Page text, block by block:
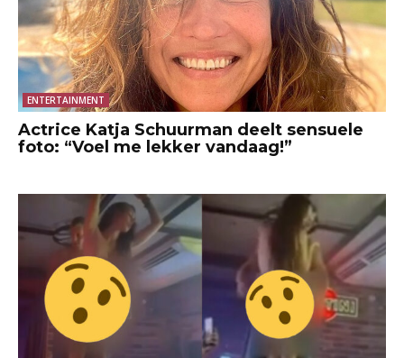
ENTERTAINMENT
Actrice Katja Schuurman deelt sensuele
foto: “Voel me lekker vandaag!”